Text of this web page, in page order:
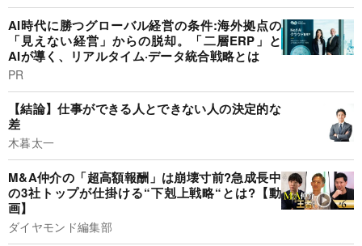
AI時代に勝つグローバル経営の条件:海外拠点の
「見えない経営」からの脱却。「二層ERP」と
AIが導く、リアルタイム·データ統合戦略とは
PR
【結論】仕事ができる人とできない人の決定的な
差
木暮太一
M&A仲介の「超高額報酬」は崩壊寸前?急成長中
の3社トップが仕掛ける“下剋上戦略“とは?【動
画】
ダイヤモンド編集部